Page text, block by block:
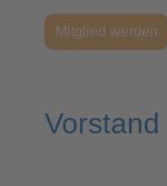
Mitglied werden
Vorstand